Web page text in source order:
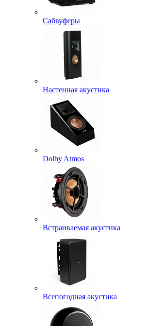
Сабвуферы
Настенная акустика
Dolby Atmos
Встраиваемая акустика
Всепогодная акустика